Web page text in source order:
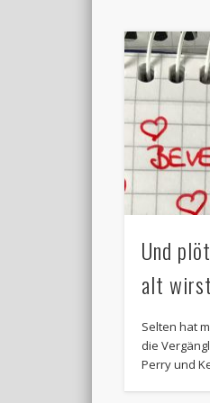
Und
alt wirst
Selten hat
die
Perry und